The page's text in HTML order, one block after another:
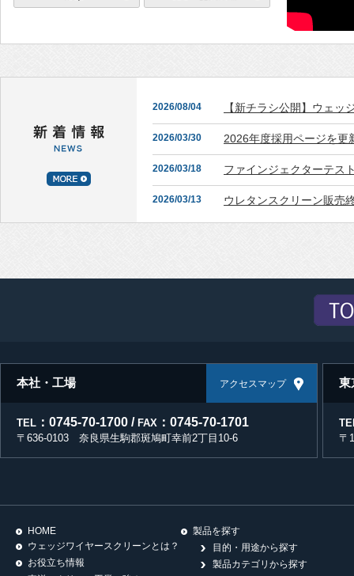
2026/08/04 【新チラシ公開】ウェ
2026/03/30 2026年度採用ページを更
2026/03/18 ファインジェクターテス
2026/03/13 ウレタンスクリーン販売
中堅・中小企業の賃上
MECT2025に出展！今
関東グランドフェア2025
2025/06/17 ≪新製品≫研削スラッジ
2025/05/22
す！
2023/10/12 ポートメッセなごやで開
本社・工場 アクセスマップ
TEL ：0745-70-1700 / FAX ：0745-70-1701
〒636-0103 奈良県生駒郡斑鳩町幸前2丁目10-6
東
〒
HOME
ウェッジワイヤースクリーンとは？
お役立ち情報
製品を探す
目的・用途から探す
製品カテゴリから探す